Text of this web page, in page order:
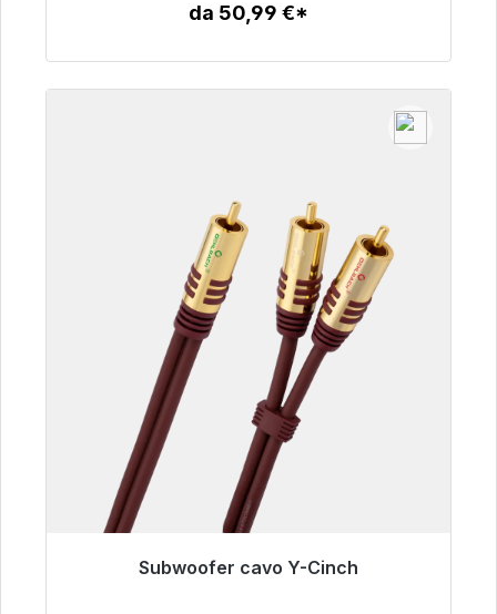
da 50,99 €*
Subwoofer cavo Y-Cinch
Pronto per la spedizione immediata, tempo di